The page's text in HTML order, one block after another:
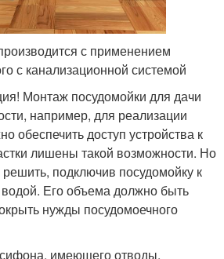
с применением
с канализационной системой
Монтаж посудомойки для дачи
например, для реализации
обеспечить доступ устройства к
лишены такой возможности. Но
подключив посудомойку к
Его объема должно быть
нужды посудомоечного
имеющего отводы,